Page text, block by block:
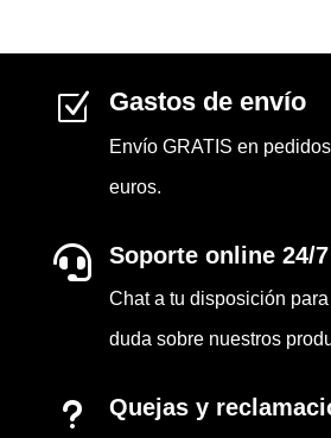
Z Gastos de envío
Envío GRATIS en
euros.
 Soporte online 24/7
Chat a tu disposición
duda sobre nuestros
u Quejas y